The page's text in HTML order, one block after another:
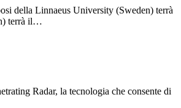
della Linnaeus University (Sweden) terrà
terrà il…
Radar, la tecnologia che consente di